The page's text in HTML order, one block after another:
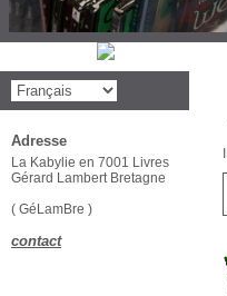
Adresse
La Kabylie en 7001 Livres
Gérard Lambert Bretagne
( GéLamBre )
contact